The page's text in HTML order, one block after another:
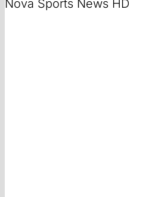
Nova Sports News HD